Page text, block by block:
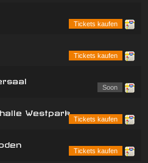
Tickets kaufen
Tickets kaufen
Soon
Westpark
Tickets kaufen
Tickets kaufen